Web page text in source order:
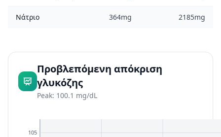
Νάτριο 364mg 2185mg
Προβλεπόμενη απόκριση
γλυκόζης
Peak: 100.1 mg/dL
105